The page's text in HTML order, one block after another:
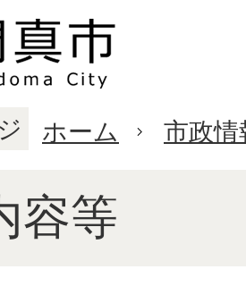
ホーム 市政情
容等